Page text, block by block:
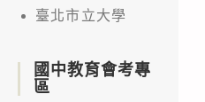
臺北市立大學
國中教育會考專
區